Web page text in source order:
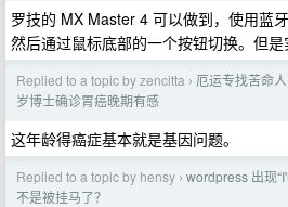
罗技的 MX Master 4 可以做到，使用蓝
然后通过鼠标底部的一个按钮切换。但是
Replied to a topic by zencitta › 厄运专找苦命
岁博士确诊胃癌晚期有感
这年龄得癌症基本就是基因问题。
Replied to a topic by hensy › wordpress 出现
不是被挂马了？